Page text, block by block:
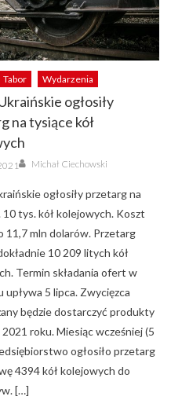
Tabor Wydarzenia
ogłosiły
na tysiące kół
Author
Michał Ciechowski
ogłosiły przetarg na
10 tys. kół kolejowych. Koszt
11,7 mln dolarów. Przetarg
10 209 litych kół
Termin składania ofert w
upływa 5 lipca. Zwycięzca
będzie dostarczyć produkty
roku. Miesiąc wcześniej (5
ogłosiło przetarg
4394 kół kolejowych do
[…]